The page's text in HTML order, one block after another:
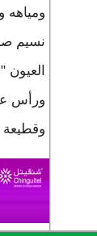
ومياهه
نسيم
ورأس